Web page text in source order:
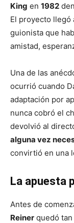
King en 1982
El proyecto llegó
guionista que
amistad,
Una de las
ocurrió cuando
adaptación por
nunca cobró el
devolvió al
alguna vez
convirtió en una
La apuesta
Antes de
Reiner quedó